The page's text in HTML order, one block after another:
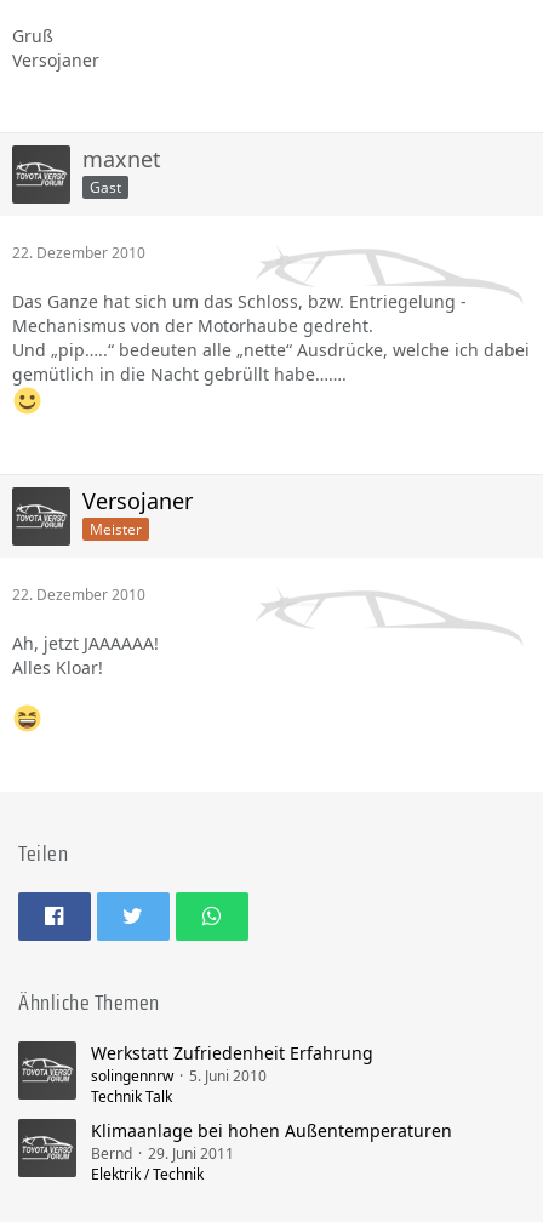
Gruß
Versojaner
maxnet
Gast
22. Dezember 2010
Das Ganze hat sich um das Schloss, bzw. Entriegelung -
Mechanismus von der Motorhaube gedreht.
Und „pip…..“ bedeuten alle „nette“ Ausdrücke, welche ich dabei
gemütlich in die Nacht gebrüllt habe…….
Versojaner
Meister
22. Dezember 2010
Ah, jetzt JAAAAAA!
Alles Kloar!
Teilen
Ähnliche Themen
Werkstatt Zufriedenheit Erfahrung
solingennrw
5. Juni 2010
Technik Talk
Klimaanlage bei hohen Außentemperaturen
Bernd
29. Juni 2011
Elektrik / Technik